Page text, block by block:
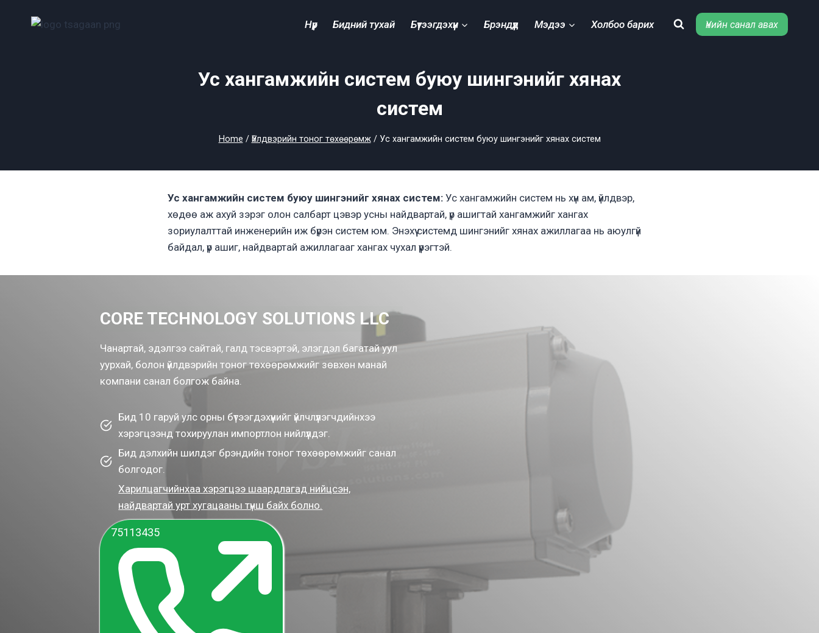
Нүүр Бидний тухай Бүтээгдэхүүн Брэндүүд Мэдээ Холбоо барих Үнийн санал авах
Ус хангамжийн систем буюу шингэнийг хянах
систем
Home / Үйлдвэрийн тоног төхөөрөмж / Ус хангамжийн систем буюу шингэнийг хянах систем
Ус хангамжийн систем буюу шингэнийг хянах систем: Ус хангамжийн систем нь хүн ам, үйлдвэр,
хөдөө аж ахуй зэрэг олон салбарт цэвэр усны найдвартай, үр ашигтай хангамжийг хангах
зориулалттай инженерийн иж бүрэн систем юм. Энэхүү системд шингэнийг хянах ажиллагаа нь аюулгүй
байдал, үр ашиг, найдвартай ажиллагааг хангах чухал үүрэгтэй.
CORE TECHNOLOGY SOLUTIONS LLC
Чанартай, эдэлгээ сайтай, галд тэсвэртэй, элэгдэл багатай уул
уурхай, болон үйлдвэрийн тоног төхөөрөмжийг зөвхөн манай
компани санал болгож байна.
Бид 10 гаруй улс орны бүтээгдэхүүнийг үйлчлүүлэгчдийнхээ
хэрэгцээнд тохируулан импортлон нийлүүлдэг.
Бид дэлхийн шилдэг брэндийн тоног төхөөрөмжийг санал
болгодог.
Харилцагчийнхаа хэрэгцээ шаардлагад нийцсэн,
найдвартай урт хугацааны түнш байх болно.
75113435